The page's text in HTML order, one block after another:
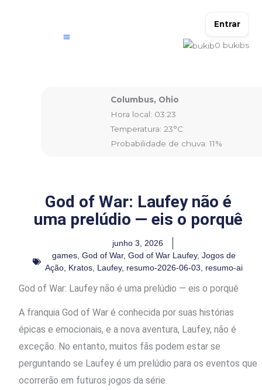
Entrar
0 bukibs
Columbus, Ohio
Hora local: 03:23
Temperatura: 23°C
Probabilidade de chuva: 11%
God of War: Laufey não é
uma prelúdio — eis o porquê
junho 3, 2026
games, God of War, God of War Laufey, Jogos de
Ação, Kratos, Laufey, resumo-2026-06-03, resumo-ai
God of War: Laufey não é uma prelúdio — eis o porquê
A franquia God of War é conhecida por suas histórias
épicas e emocionais, e a nova aventura, Laufey, não é
exceção. No entanto, muitos fãs podem estar se
perguntando se Laufey é um prelúdio para os eventos que
ocorrerão em futuros jogos da série.